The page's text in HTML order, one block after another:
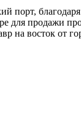
порт,
для продажи
на восток от